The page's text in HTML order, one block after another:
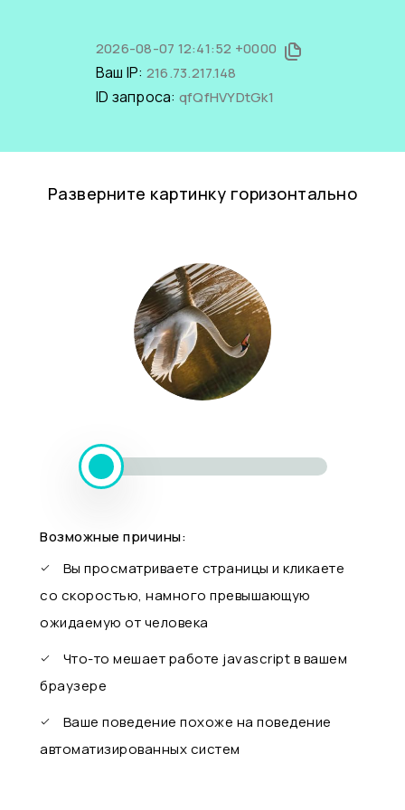
2026-08-07 12:41:52 +0000
Ваш IP: 216.73.217.148
ID запроса: qfQfHVYDtGk1
Разверните картинку горизонтально
Возможные причины:
Вы просматриваете страницы и кликаете
со скоростью, намного превышающую
ожидаемую от человека
Что-то мешает работе javascript в вашем
браузере
Ваше поведение похоже на поведение
автоматизированных систем